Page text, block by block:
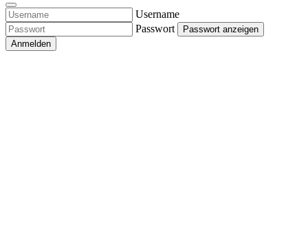
Username
Passwort
Passwort anzeigen
Anmelden